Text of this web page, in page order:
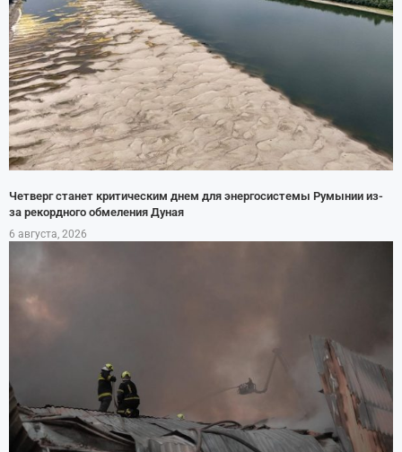
Четверг станет критическим днем для энергосистемы Румынии из-
за рекордного обмеления Дуная
6 августа, 2026